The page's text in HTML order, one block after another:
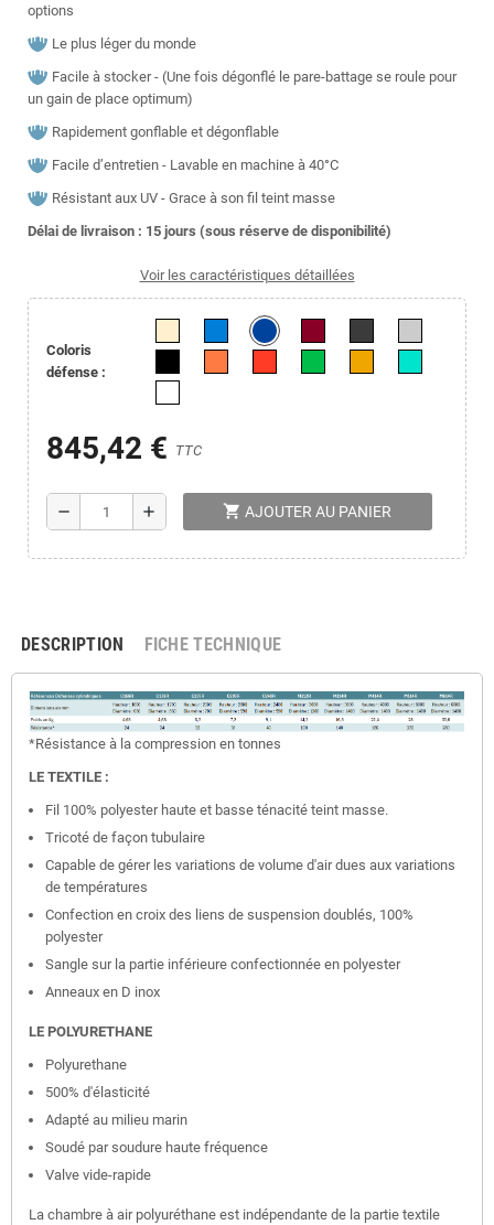
options
Le plus léger du monde
Facile à stocker - (Une fois dégonflé le pare-battage se roule pour
un gain de place optimum)
Rapidement gonflable et dégonflable
Facile d’entretien - Lavable en machine à 40°C
Résistant aux UV - Grace à son fil teint masse
Délai de livraison : 15 jours (sous réserve de disponibilité)
Voir les caractéristiques détaillées
Coloris
défense :
845,42 € TTC
remove add shopping_cart AJOUTER AU PANIER
DESCRIPTION FICHE TECHNIQUE
*Résistance à la compression en tonnes
LE TEXTILE :
Fil 100% polyester haute et basse ténacité teint masse.
Tricoté de façon tubulaire
Capable de gérer les variations de volume d'air dues aux variations
de températures
Confection en croix des liens de suspension doublés, 100%
polyester
Sangle sur la partie inférieure confectionnée en polyester
Anneaux en D inox
LE POLYURETHANE
Polyurethane
500% d'élasticité
Adapté au milieu marin
Soudé par soudure haute fréquence
Valve vide-rapide
La chambre à air polyuréthane est indépendante de la partie textile